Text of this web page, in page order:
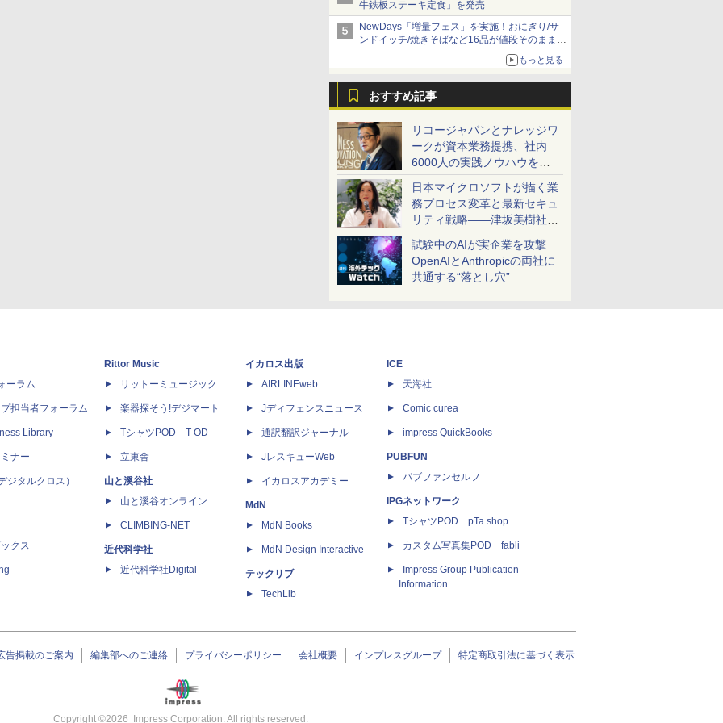
牛鉄板ステーキ定食」を発売
NewDays「増量フェス」を実施！おにぎり/サ
ンドイッチ/焼きそばなど16品が値段そのままで
もっと見る
おすすめ記事
リコージャパンとナレッジワ
ークが資本業務提携、社内
6000人の実践ノウハウを生
かした「AI商談記録 for
RICOH」を展開へ
日本マイクロソフトが描く業
務プロセス変革と最新セキュ
リティ戦略――津坂美樹社長
が2027年度戦略を説明
試験中のAIが実企業を攻撃
OpenAIとAnthropicの両社に
共通する“落とし穴”
ーラム
担当者フォーラム
Library
ナー
ジタルクロス）
クス
Rittor Music
リットーミュージック
楽器探そう!デジマート
TシャツPOD T-OD
立東舎
山と溪谷社
山と溪谷オンライン
CLIMBING-NET
近代科学社
近代科学社Digital
イカロス出版
AIRLINEweb
Jディフェンスニュース
通訳翻訳ジャーナル
JレスキューWeb
イカロスアカデミー
MdN
MdN Books
MdN Design Interactive
テックリブ
TechLib
ICE
天海社
Comic curea
impress QuickBooks
PUBFUN
パブファンセルフ
IPGネットワーク
TシャツPOD pTa.shop
カスタム写真集POD fabli
Impress Group Publication
Information
告掲載のご案内 編集部へのご連絡 プライバシーポリシー 会社概要 インプレスグループ 特定商取引法に基づく表示
Copyright ©2026 Impress Corporation. All rights reserved.